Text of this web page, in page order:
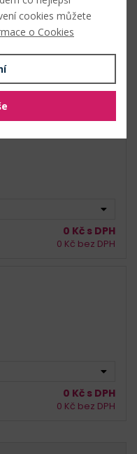
0 Kč s DPH
0 Kč bez DPH
0 Kč s DPH
0 Kč bez DPH
cookies můžete
o Cookies